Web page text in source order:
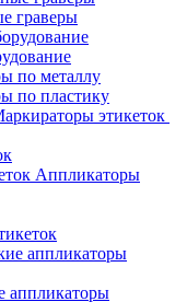
граверы
по металлу
по пластику
этикеток
Аппликаторы
аппликаторы